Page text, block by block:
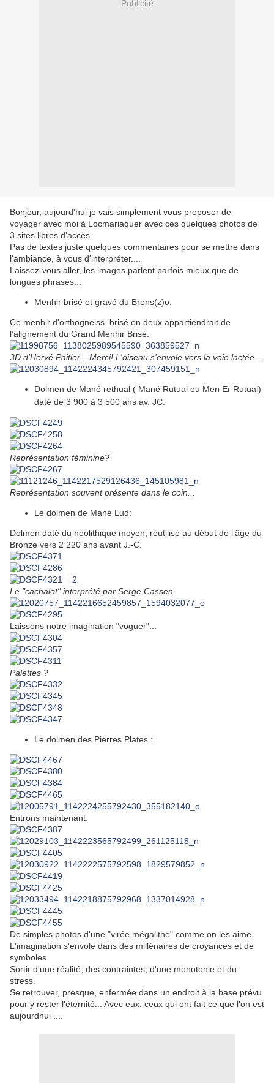
Publicité
Bonjour, aujourd'hui je vais simplement vous proposer de
voyager avec moi à Locmariaquer avec ces quelques photos de
3 sites libres d'accès.
Pas de textes juste quelques commentaires pour se mettre dans
l'ambiance, à vous d'interpréter....
Laissez-vous aller, les images parlent parfois mieux que de
longues phrases...
Menhir brisé et gravé du Brons(z)o:
Ce menhir d'orthogneiss, brisé en deux appartiendrait de
l’alignement du Grand Menhir Brisé.
3D d'Hervé Paitier... Merci! L'oiseau s'envole vers la voie lactée...
Dolmen de Mané rethual ( Mané Rutual ou Men Er Rutual)
daté de 3 900 à 3 500 ans av. JC.
Représentation féminine?
Représentation souvent présente dans le coin...
Le dolmen de Mané Lud:
Dolmen daté du néolithique moyen, réutilisé au début de l’âge du
Bronze vers 2 220 ans avant J.-C.
Le "cachalot" interprété par Serge Cassen.
Laissons notre imagination "voguer"...
Palettes ?
Le dolmen des Pierres Plates :
Entrons maintenant:
De simples photos d'une "virée mégalithe" comme on les aime.
L'imagination s'envole dans des millénaires de croyances et de
symboles.
Sortir d'une réalité, des contraintes, d'une monotonie et du
stress.
Se retrouver, presque, enfermée dans un endroit à la base prévu
pour y rester l'éternité... Avec eux, ceux qui ont fait ce que l'on est
aujourdhui ....